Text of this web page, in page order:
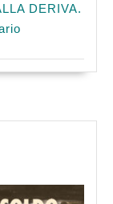
DERIVA.